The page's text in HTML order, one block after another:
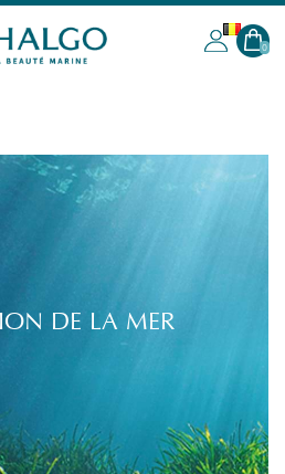
BL
0
DE LA MER